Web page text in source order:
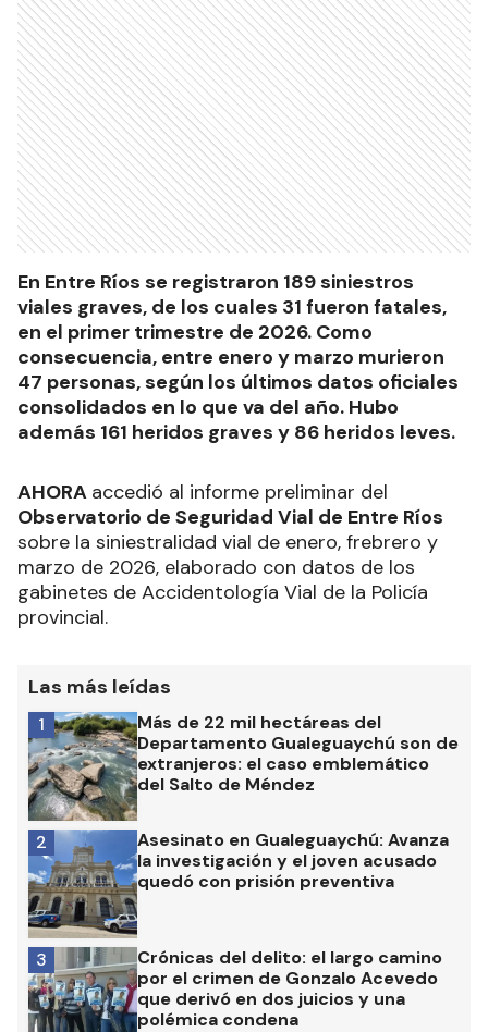
En Entre Ríos se registraron 189 siniestros
viales graves, de los cuales 31 fueron fatales,
en el primer trimestre de 2026. Como
consecuencia, entre enero y marzo murieron
47 personas, según los últimos datos oficiales
consolidados en lo que va del año. Hubo
además 161 heridos graves y 86 heridos leves.
AHORA accedió al informe preliminar del
Observatorio de Seguridad Vial de Entre Ríos
sobre la siniestralidad vial de enero, frebrero y
marzo de 2026, elaborado con datos de los
gabinetes de Accidentología Vial de la Policía
provincial.
Las más leídas
Más de 22 mil hectáreas del
Departamento Gualeguaychú son de
extranjeros: el caso emblemático
del Salto de Méndez
1
Asesinato en Gualeguaychú: Avanza
la investigación y el joven acusado
quedó con prisión preventiva
2
Crónicas del delito: el largo camino
por el crimen de Gonzalo Acevedo
que derivó en dos juicios y una
polémica condena
3